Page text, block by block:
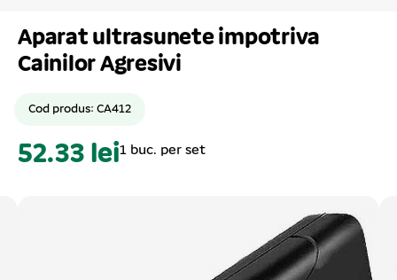
Aparat ultrasunete impotriva
Cainilor Agresivi
Cod produs: CA412
52.33 lei1 buc. per set